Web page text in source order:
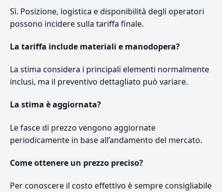
Sì. Posizione, logistica e disponibilità degli operatori
possono incidere sulla tariffa finale.
La tariffa include materiali e manodopera?
La stima considera i principali elementi normalmente
inclusi, ma il preventivo dettagliato può variare.
La stima è aggiornata?
Le fasce di prezzo vengono aggiornate
periodicamente in base all’andamento del mercato.
Come ottenere un prezzo preciso?
Per conoscere il costo effettivo è sempre consigliabile